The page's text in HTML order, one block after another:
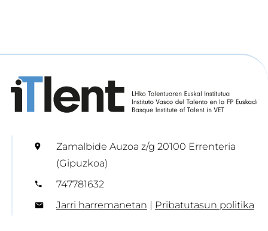
Zamalbide Auzoa z/g 20100 Errenteria
(Gipuzkoa)
747781632
Jarri harremanetan | Pribatutasun politika